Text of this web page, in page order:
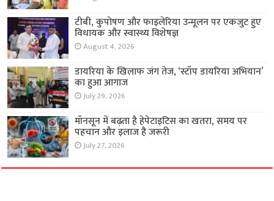
टीबी, कुपोषण और फाइलेरिया उन्मूलन पर एकजुट हुए
विधायक और स्वास्थ्य विशेषज्ञ
August 4, 2026
डायरिया के खिलाफ जंग तेज, ‘स्टॉप डायरिया अभियान’
का हुआ आगाज
July 29, 2026
मॉनसून में बढ़ता है हेपेटाइटिस का खतरा, समय पर
पहचान और इलाज है जरूरी
July 27, 2026